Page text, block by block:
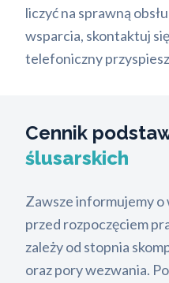
liczyć na sprawną
wsparcia, skontaktuj
telefoniczny
Cennik
ślusarskich
Zawsze informujemy
przed rozpoczęciem
zależy od stopnia
oraz pory wezwania.